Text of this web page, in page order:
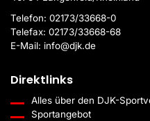
Telefon: 02173/33668-0
Telefax: 02173/33668-68
E-Mail: info@djk.de
Direktlinks
Alles über den DJK-
Sportangebot